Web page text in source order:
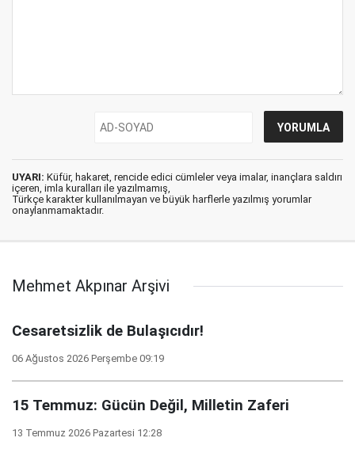
UYARI: Küfür, hakaret, rencide edici cümleler veya imalar, inançlara saldırı
içeren, imla kuralları ile yazılmamış,
Türkçe karakter kullanılmayan ve büyük harflerle yazılmış yorumlar
onaylanmamaktadır.
Mehmet Akpınar Arşivi
Cesaretsizlik de Bulaşıcıdır!
06 Ağustos 2026 Perşembe 09:19
15 Temmuz: Gücün Değil, Milletin Zaferi
13 Temmuz 2026 Pazartesi 12:28